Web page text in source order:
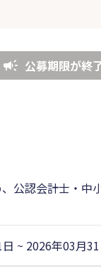
公募期限が終
公認会計士・
~ 2026年03月